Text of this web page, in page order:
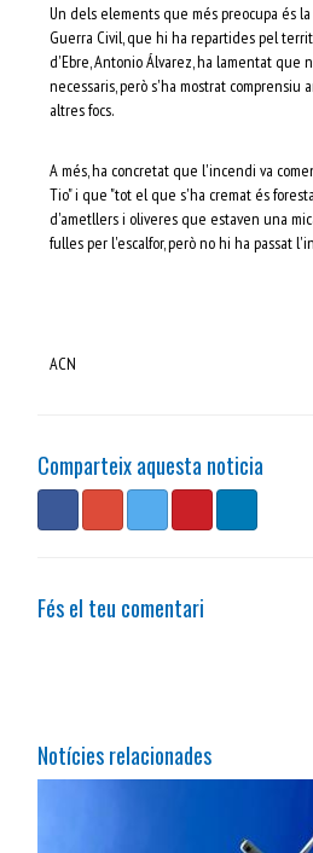
Un dels elements que més preocupa és
Guerra Civil, que hi ha repartides pel
d'Ebre, Antonio Álvarez, ha lamentat que
necessaris, però s'ha mostrat comprensiu
altres focs.
A més, ha concretat que l'incendi va
Tio" i que "tot el que s'ha cremat és
d'ametllers i oliveres que estaven una
fulles per l'escalfor, però no hi ha passat
ACN
Comparteix aquesta noticia
Fés el teu comentari
Notícies relacionades